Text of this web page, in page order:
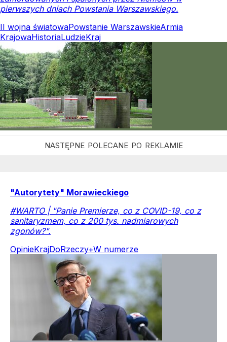
pierwszych dniach Powstania Warszawskiego.
II wojna światowaPowstanie WarszawskieArmia
KrajowaHistoriaLudzieKraj
"Autorytety" Morawieckiego
#WARTO | "Panie Premierze, co z COVID-19, co z
sanitaryzmem, co z 200 tys. nadmiarowych
zgonów?".
OpinieKrajDoRzeczy+W numerze